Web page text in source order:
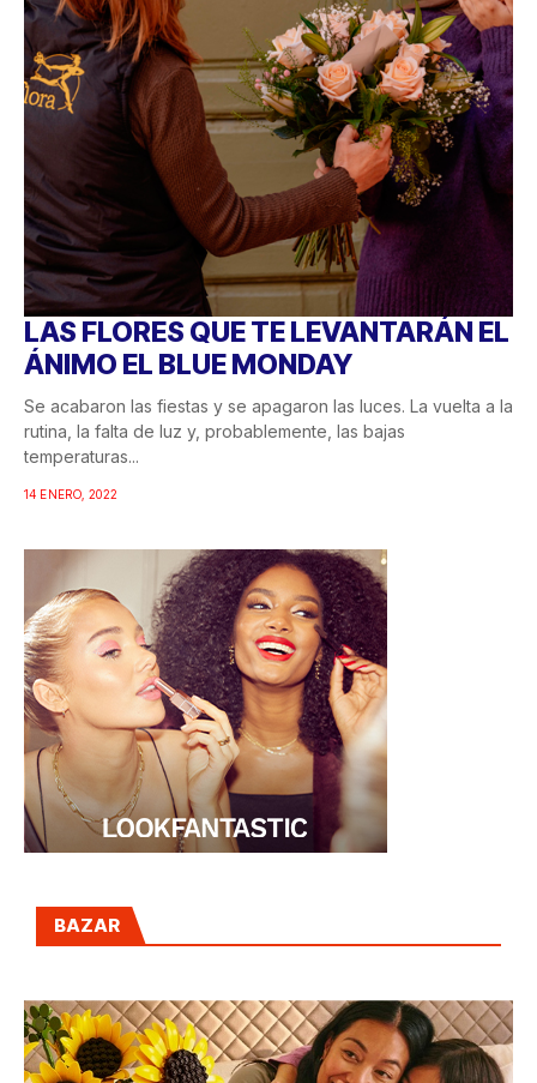
LAS FLORES QUE TE LEVANTARÁN EL
ÁNIMO EL BLUE MONDAY
Se acabaron las fiestas y se apagaron las luces. La vuelta a la
rutina, la falta de luz y, probablemente, las bajas
temperaturas...
14 ENERO, 2022
BAZAR